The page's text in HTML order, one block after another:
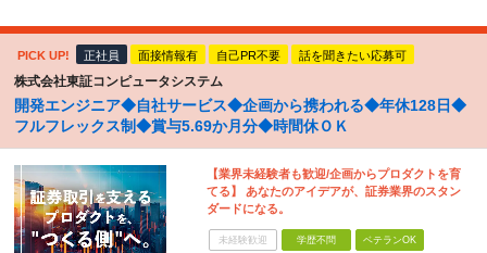
PICK UP! 正社員 面接情報有 自己PR不要 話を聞きたい応募可
株式会社東証コンピュータシステム
開発エンジニア◆自社サービス◆企画から携われる◆年休128日◆
フルフレックス制◆賞与5.69か月分◆時間休ＯＫ
【業界未経験者も歓迎/企画からプロダクトを育
てる】 あなたのアイデアが、証券業界のスタン
ダードになる。
未経験歓迎 学歴不問 ベテランOK